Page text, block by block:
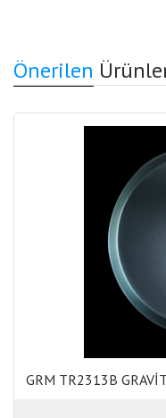
Önerilen
GRM TR2313B